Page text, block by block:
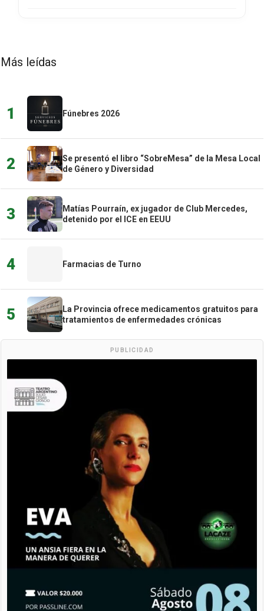
Más leídas
1 Fúnebres 2026
2
Se presentó el libro “SobreMesa” de la Mesa Local
de Género y Diversidad
3
Matías Pourraín, ex jugador de Club Mercedes,
detenido por el ICE en EEUU
4 Farmacias de Turno
5
La Provincia ofrece medicamentos gratuitos para
tratamientos de enfermedades crónicas
PUBLICIDAD